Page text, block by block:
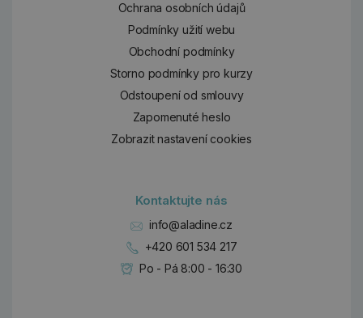
Ochrana osobních údajů
Podmínky užití webu
Obchodní podmínky
Storno podmínky pro kurzy
Odstoupení od smlouvy
Zapomenuté heslo
Zobrazit nastavení cookies
Kontaktujte nás
info@aladine.cz
+420 601 534 217
Po - Pá 8:00 - 16:30